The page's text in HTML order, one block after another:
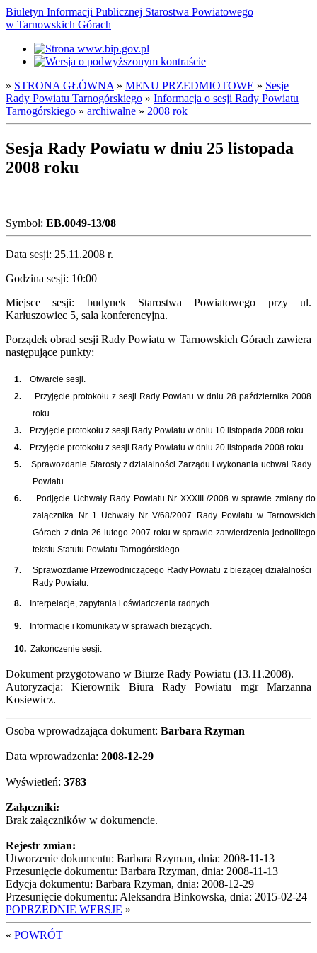
Biuletyn Informacji Publicznej Starostwa Powiatowego
w Tarnowskich Górach
» STRONA GŁÓWNA » MENU PRZEDMIOTOWE » Sesje
Rady Powiatu Tarnogórskiego » Informacja o sesji Rady Powiatu
Tarnogórskiego » archiwalne » 2008 rok
Sesja Rady Powiatu w dniu 25 listopada
2008 roku
Symbol: EB.0049-13/08
Data sesji: 25.11.2008 r.
Godzina sesji: 10:00
Miejsce sesji: budynek Starostwa Powiatowego przy ul.
Karłuszowiec 5, sala konferencyjna.
Porządek obrad sesji Rady Powiatu w Tarnowskich Górach zawiera
następujące punkty:
1.
Otwarcie sesji.
2.
Przyjęcie protokołu z sesji Rady Powiatu w dniu 28 października 2008
roku.
3.
Przyjęcie protokołu z sesji Rady Powiatu w dniu 10 listopada 2008 roku.
4.
Przyjęcie protokołu z sesji Rady Powiatu w dniu 20 listopada 2008 roku.
5.
Sprawozdanie Starosty z działalności Zarządu i wykonania uchwał Rady
Powiatu.
6.
Podjęcie Uchwały Rady Powiatu Nr XXXIII /2008 w sprawie zmiany do
załącznika Nr 1 Uchwały Nr V/68/2007 Rady Powiatu w Tarnowskich
Górach z dnia 26 lutego 2007 roku w sprawie zatwierdzenia jednolitego
tekstu Statutu Powiatu Tarnogórskiego.
7.
Sprawozdanie Przewodniczącego Rady Powiatu z bieżącej działalności
Rady Powiatu.
8. Interpelacje, zapytania i oświadczenia radnych.
9. Informacje i komunikaty w sprawach bieżących.
10. Zakończenie sesji.
Dokument przygotowano w Biurze Rady Powiatu (13.11.2008).
Autoryzacja: Kierownik Biura Rady Powiatu mgr Marzanna
Kosiewicz.
Osoba wprowadzająca dokument: Barbara Rzyman
Data wprowadzenia: 2008-12-29
Wyświetleń: 3783
Załączniki:
Brak załączników w dokumencie.
Rejestr zmian:
Utworzenie dokumentu: Barbara Rzyman, dnia: 2008-11-13
Przesunięcie dokumentu: Barbara Rzyman, dnia: 2008-11-13
Edycja dokumentu: Barbara Rzyman, dnia: 2008-12-29
Przesunięcie dokumentu: Aleksandra Binkowska, dnia: 2015-02-24
POPRZEDNIE WERSJE »
« POWRÓT